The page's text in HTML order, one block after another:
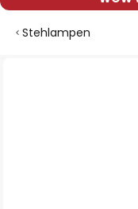
Stehlampen